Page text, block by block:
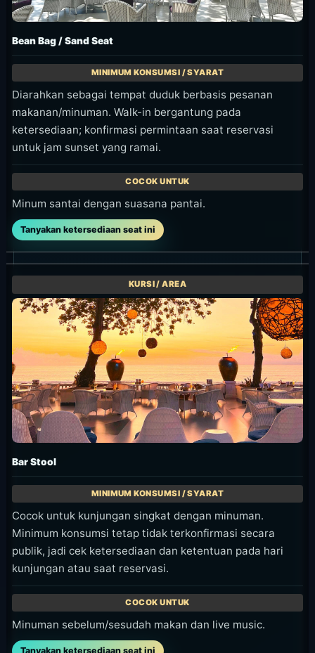
Bean Bag / Sand Seat
Diarahkan sebagai tempat duduk berbasis pesanan
makanan/minuman. Walk-in bergantung pada
ketersediaan; konfirmasi permintaan saat reservasi
untuk jam sunset yang ramai.
Minum santai dengan suasana pantai.
Tanyakan ketersediaan seat ini
Bar Stool
Cocok untuk kunjungan singkat dengan minuman.
Minimum konsumsi tetap tidak terkonfirmasi secara
publik, jadi cek ketersediaan dan ketentuan pada hari
kunjungan atau saat reservasi.
Minuman sebelum/sesudah makan dan live music.
Tanyakan ketersediaan seat ini